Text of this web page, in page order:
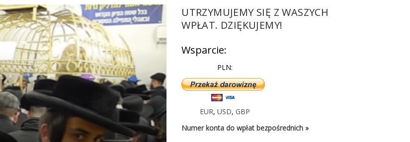
UTRZYMUJEMY SIĘ Z WASZYCH
WPŁAT. DZIĘKUJEMY!
Wsparcie:
PLN:
EUR,USD,GBP
Numer konta do wpłat bezpośrednich »